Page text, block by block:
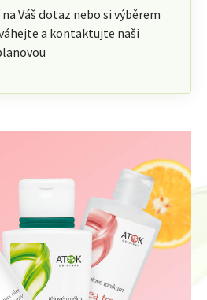
Váš dotaz nebo si výběrem
a kontaktujte naši